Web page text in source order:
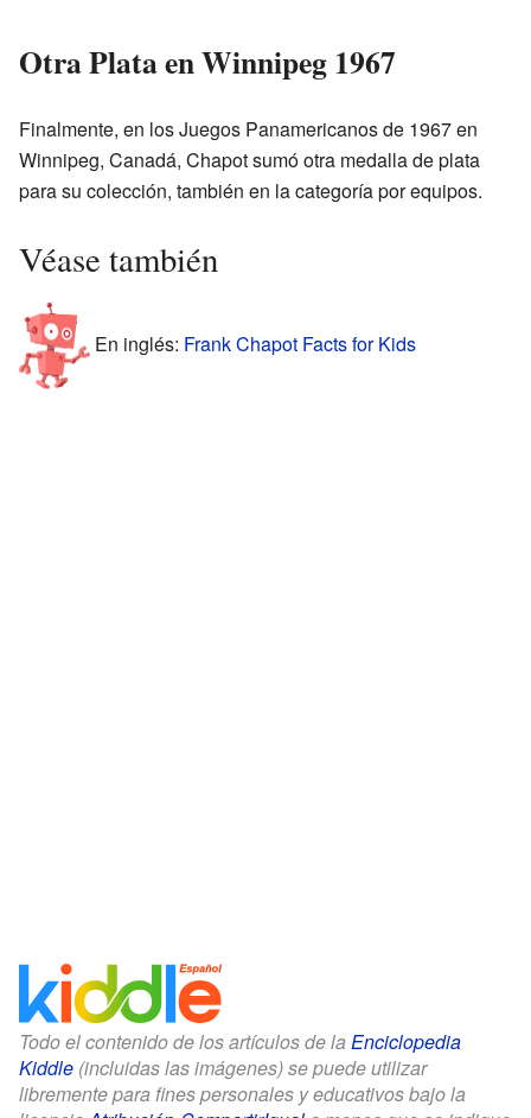
Otra Plata en Winnipeg 1967
Finalmente, en los Juegos Panamericanos de 1967 en
Winnipeg, Canadá, Chapot sumó otra medalla de plata
para su colección, también en la categoría por equipos.
Véase también
En inglés: Frank Chapot Facts for Kids
Todo el contenido de los artículos de la Enciclopedia
Kiddle (incluidas las imágenes) se puede utilizar
libremente para fines personales y educativos bajo la